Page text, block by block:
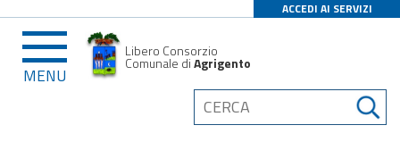
ACCEDI AI SERVIZI
MENU
Libero Consorzio
Comunale diAgrigento